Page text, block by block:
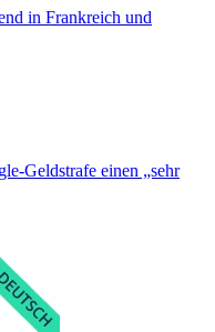
in Frankreich und
Geldstrafe einen „sehr